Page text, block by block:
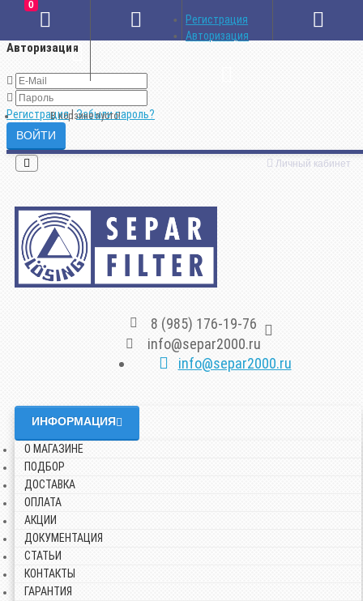
Авторизация
Регистрация|Забыли пароль?
Личный кабинет
8 (985) 176-19-76
info@separ2000.ru
info@separ2000.ru
Регистрация
Авторизация
0
В корзине пусто!
ИНФОРМАЦИЯ
О МАГАЗИНЕ
ПОДБОР
ДОСТАВКА
ОПЛАТА
АКЦИИ
ДОКУМЕНТАЦИЯ
СТАТЬИ
КОНТАКТЫ
ГАРАНТИЯ